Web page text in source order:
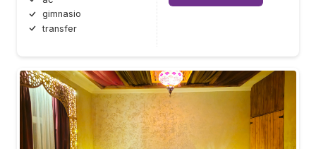
gimnasio
transfer